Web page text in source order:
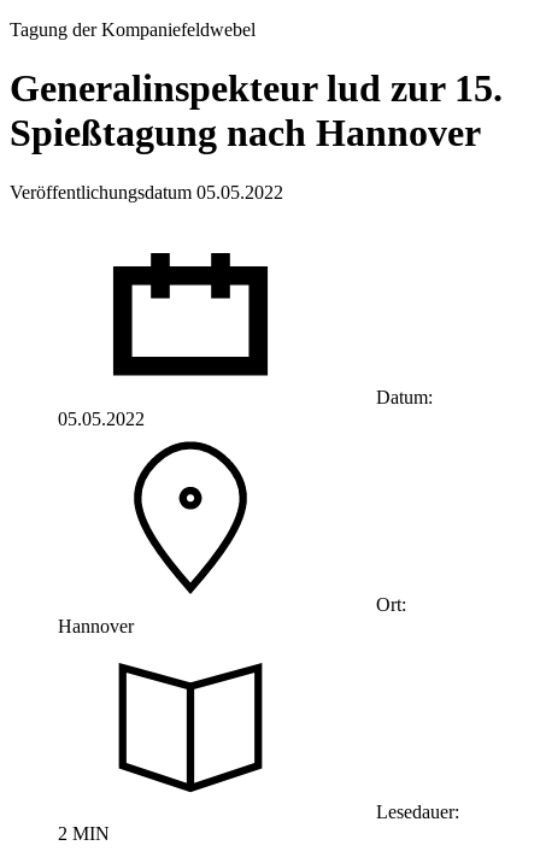
Tagung der Kompaniefeldwebel
Generalinspekteur lud zur 15.
Spießtagung nach Hannover
Veröffentlichungsdatum 05.05.2022
Datum:
05.05.2022
Ort:
Hannover
Lesedauer:
2 MIN